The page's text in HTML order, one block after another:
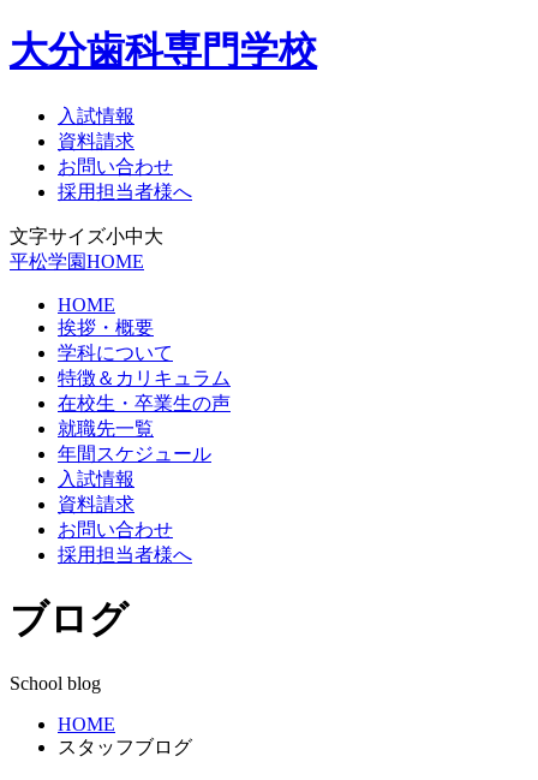
大分歯科専門学校
入試情報
資料請求
お問い合わせ
採用担当者様へ
文字サイズ小中大
平松学園HOME
HOME
挨拶・概要
学科について
特徴＆カリキュラム
在校生・卒業生の声
就職先一覧
年間スケジュール
入試情報
資料請求
お問い合わせ
採用担当者様へ
ブログ
School blog
HOME
スタッフブログ